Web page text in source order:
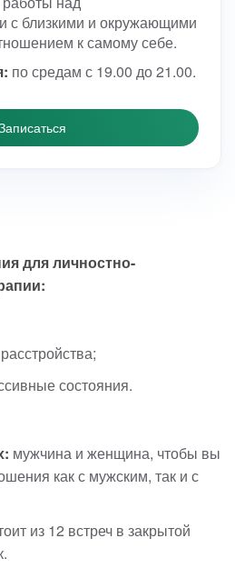
с близкими и окружающими
к самому себе.
по средам с 19.00 до 21.00.
для личностно-
состояния.
мужчина и женщина, чтобы вы
как с мужским, так и с
из 12 встреч в закрытой